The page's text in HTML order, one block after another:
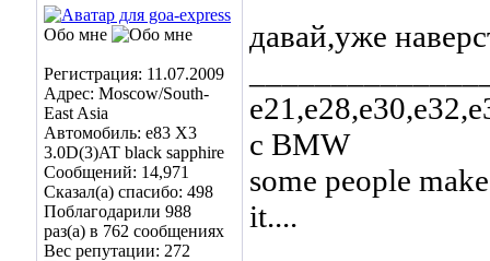
Обо мне
Регистрация: 11.07.2009
Адрес: Moscow/South-
East Asia
Автомобиль: е83 Х3
3.0D(3)AT black sapphire
Сообщений: 14,971
Сказал(а) спасибо: 498
Поблагодарили 988
раз(а) в 762 сообщениях
Вес репутации: 272
давай,уже
с BMW
some people
it....